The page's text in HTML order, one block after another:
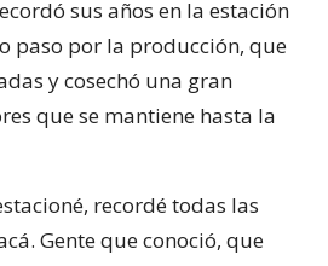
sus años en la estación
paso por la producción, que
y cosechó una gran
que se mantiene hasta la
recordé todas las
Gente que conoció, que